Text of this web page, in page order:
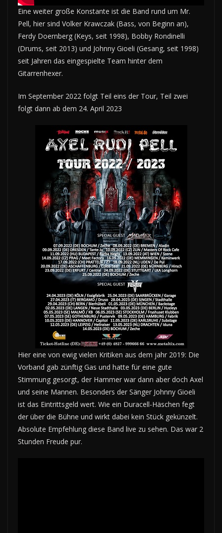
Eine weiter große Konstante ist die Band rund um Mr.
Pell, hier sind Volker Krawczak (Bass, von Beginn an),
Ferdy Doernberg (Keys, seit 1998), Bobby Rondinelli
(Drums, seit 2013) und Johnny Gioeli (Gesang, seit 1998)
seit Jahren das eingespielte Team hinter dem
Gitarrenhexer.
Im September 2022 folgt Teil eins der Tour, Teil zwei
folgt dann ab dem 24. April 2023
Hier eine von ewig vielen Kritiken aus dem jahr 2019: Die
Vorband gab zünftig Gas und hatte für eine gute
Stimmung gesorgt, der Hammer war dann aber doch Axel
und seine Mannen. Besonders der Sänger Johnny Gioeli
ist das Eintrittsgeld wert. Wie ein Duracell-Häschen fegt
der über die Bühne und wirkt dabei kein Stück gekünzelt.
Absolute Empfehlung diese Band live zu sehen. Das war 2
Stunden Freude pur.